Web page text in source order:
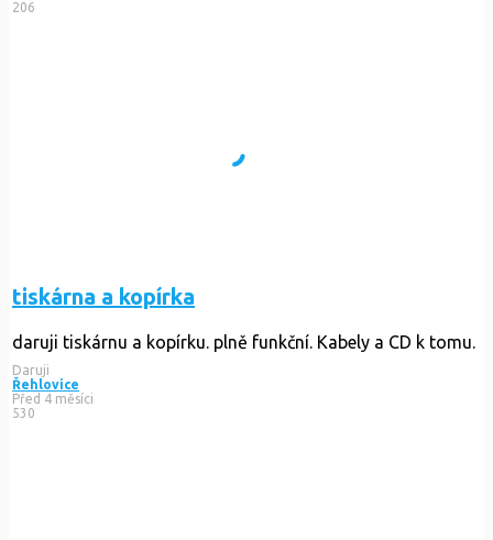
206
tiskárna a kopírka
daruji tiskárnu a kopírku. plně funkční. Kabely a CD k tomu.
Daruji
Řehlovice
Před 4 měsíci
530